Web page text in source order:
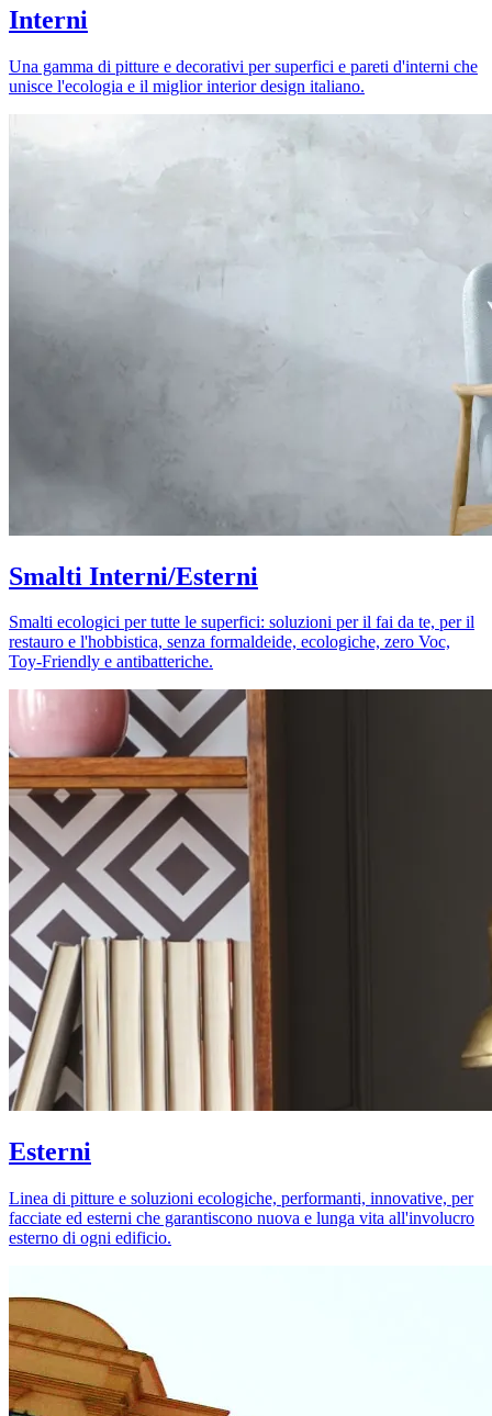
Interni
Una gamma di pitture e decorativi per superfici e pareti d'interni che
unisce l'ecologia e il miglior interior design italiano.
Smalti Interni/Esterni
Smalti ecologici per tutte le superfici: soluzioni per il fai da te, per il
restauro e l'hobbistica, senza formaldeide, ecologiche, zero Voc,
Toy-Friendly e antibatteriche.
Esterni
Linea di pitture e soluzioni ecologiche, performanti, innovative, per
facciate ed esterni che garantiscono nuova e lunga vita all'involucro
esterno di ogni edificio.